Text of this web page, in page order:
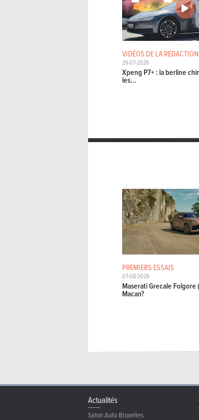
VIDÉOS DE LA RÉDACTION
29-07-2026
Xpeng P7+ : la berline
les...
PREMIERS ESSAIS
07-08-2026
Maserati Grecale
Macan?
Actualités
Salon Auto Bruxelles